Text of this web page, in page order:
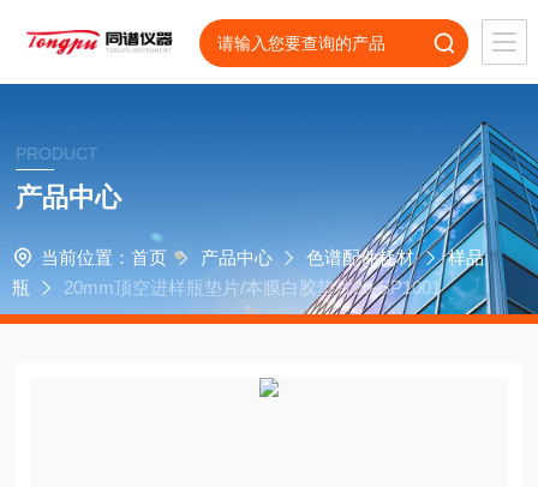
PRODUCT
产品中心
当前位置： 首页 产品中心 色谱配件耗材
样品
瓶
20mm顶空进样瓶垫片/本膜白胶垫片20-SP1001